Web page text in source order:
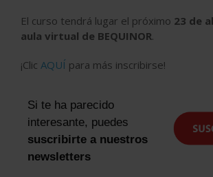
El curso tendrá lugar el próximo 23 de
aula virtual de BEQUINOR.
¡Clic AQUÍ para más inscribirse!
Si te ha parecido
interesante, puedes
suscribirte a nuestros
newsletters